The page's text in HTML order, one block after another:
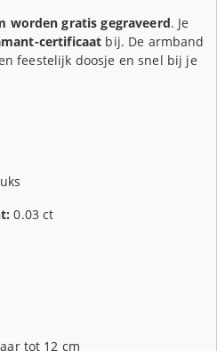
worden gratis gegraveerd. Je
certificaat bij. De armband
feestelijk doosje en snel bij je
0.03 ct
tot 12 cm